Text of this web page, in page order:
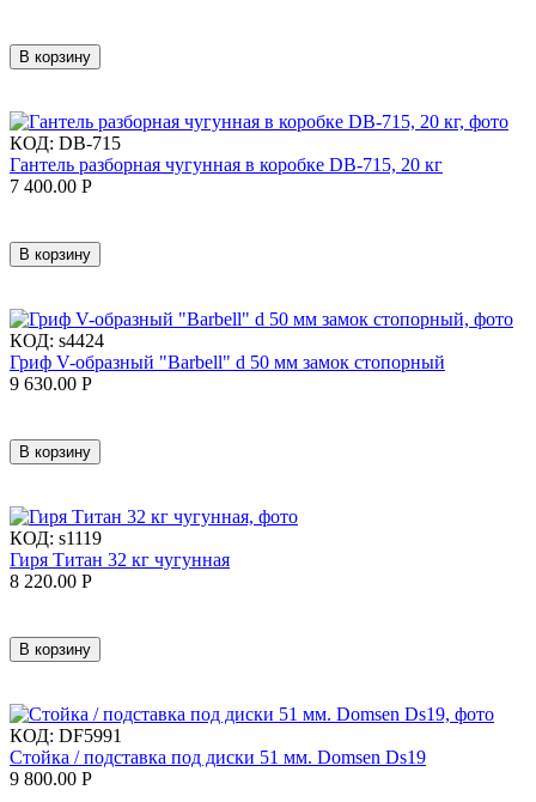
В корзину
КОД: DB-715
Гантель разборная чугунная в коробке DB-715, 20 кг
7 400.00 Р
В корзину
КОД: s4424
Гриф V-образный "Barbell" d 50 мм замок стопорный
9 630.00 Р
В корзину
КОД: s1119
Гиря Титан 32 кг чугунная
8 220.00 Р
В корзину
КОД: DF5991
Стойка / подставка под диски 51 мм. Domsen Ds19
9 800.00 Р